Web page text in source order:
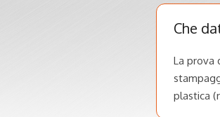
Che
La prova
plastica